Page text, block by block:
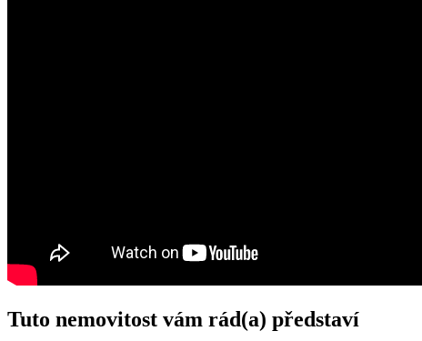
Tuto nemovitost vám rád(a) představí